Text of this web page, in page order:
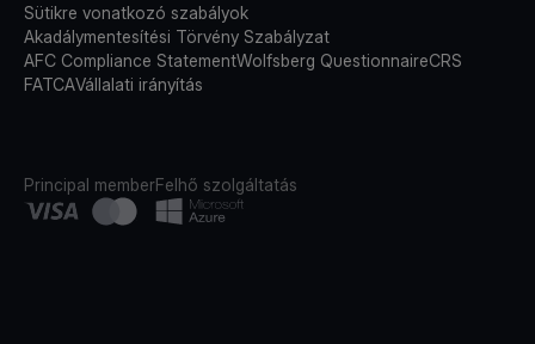
Sütikre vonatkozó szabályok
Akadálymentesítési Törvény Szabályzat
AFC Compliance StatementWolfsberg QuestionnaireCRS
FATCAVállalati irányítás
Principal memberFelhő szolgáltatás